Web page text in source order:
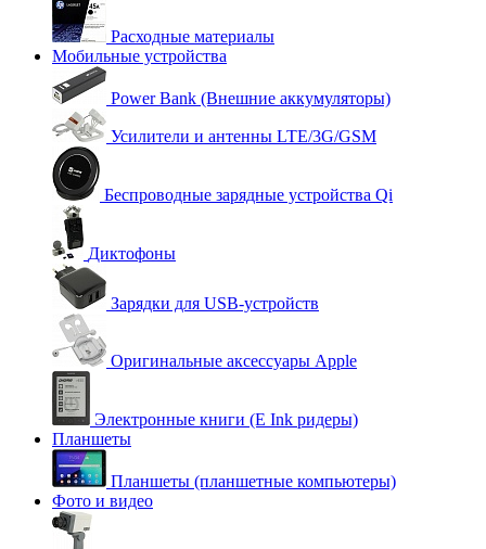
Расходные материалы
Мобильные устройства
Power Bank (Внешние аккумуляторы)
Усилители и антенны LTE/3G/GSM
Беспроводные зарядные устройства Qi
Диктофоны
Зарядки для USB-устройств
Оригинальные аксессуары Apple
Электронные книги (E Ink ридеры)
Планшеты
Планшеты (планшетные компьютеры)
Фото и видео